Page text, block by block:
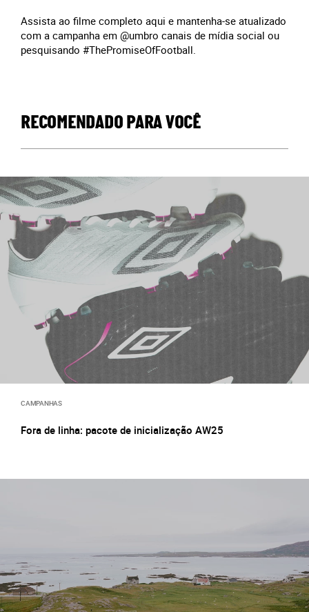
Assista ao filme completo aqui e mantenha-se atualizado
com a campanha em @umbro canais de mídia social ou
pesquisando #ThePromiseOfFootball.
RECOMENDADO PARA VOCÊ
CAMPANHAS
Fora de linha: pacote de inicialização AW25